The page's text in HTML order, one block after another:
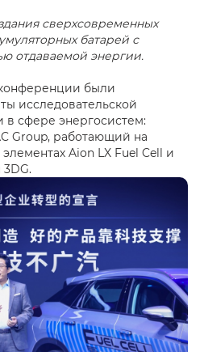
сверхсовременных
батарей с
отдаваемой энергии.
были
исследовательской
в сфере энергосистем:
Group, работающий на
Aion LX Fuel Cell и